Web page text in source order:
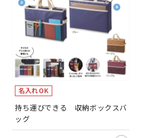
名入れOK
持ち運びできる 収納ボックスバ
ッグ